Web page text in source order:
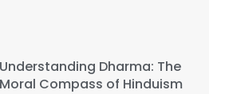
Understanding Dharma: The
Moral Compass of Hinduism